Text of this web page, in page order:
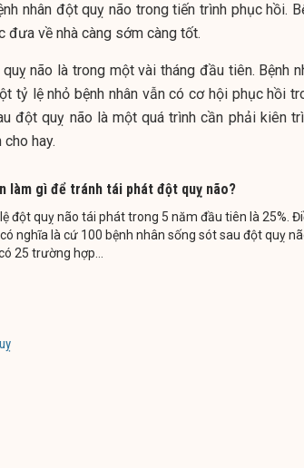
nhân đột quỵ não trong tiến trình phục hồi.
đưa về nhà càng sớm càng tốt.
não là trong một vài tháng đầu tiên. Bệnh
tỷ lệ nhỏ bệnh nhân vẫn có cơ hội phục hồi
đột quỵ não là một quá trình cần phải kiên
hay.
làm gì để tránh tái phát đột quỵ não?
đột quỵ não tái phát trong 5 năm đầu tiên là 25%.
nghĩa là cứ 100 bệnh nhân sống sót sau đột quỵ
25 trường hợp...